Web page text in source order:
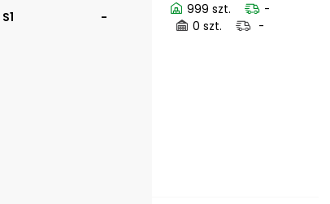
S1 -
999 szt.
-
0 szt.
-